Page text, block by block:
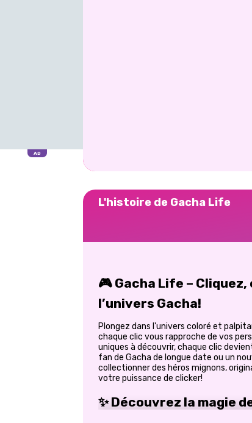
L'histoire de Gacha Life
🎮 Gacha Life –
l’univers Gacha!
Plongez dans l'univers coloré et
chaque clic vous rapproche de vos
uniques à découvrir, chaque clic
fan de Gacha de longue date ou un
collectionner des héros mignons,
votre puissance de clicker!
✨ Découvrez la magie